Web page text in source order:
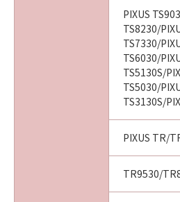
PIXUS
TS8230/
TS7330/
TS6030/
TS5130S/
TS5030/
TS3130S/
PIXUS TR/
TR9530/